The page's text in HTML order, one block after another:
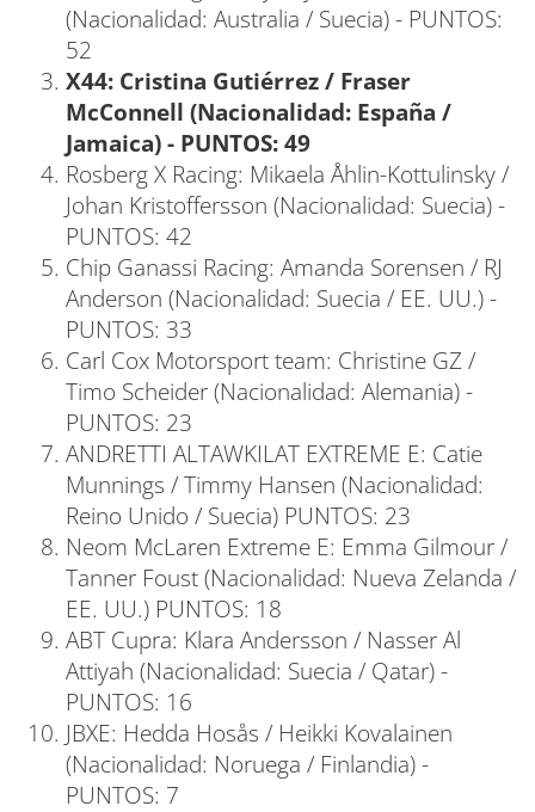
(Nacionalidad: Australia / Suecia) - PUNTOS:
52
X44: Cristina Gutiérrez / Fraser
McConnell (Nacionalidad: España /
Jamaica) - PUNTOS: 49
Rosberg X Racing: Mikaela Åhlin-Kottulinsky /
Johan Kristoffersson (Nacionalidad: Suecia) -
PUNTOS: 42
Chip Ganassi Racing: Amanda Sorensen / RJ
Anderson (Nacionalidad: Suecia / EE. UU.) -
PUNTOS: 33
Carl Cox Motorsport team: Christine GZ /
Timo Scheider (Nacionalidad: Alemania) -
PUNTOS: 23
ANDRETTI ALTAWKILAT EXTREME E: Catie
Munnings / Timmy Hansen (Nacionalidad:
Reino Unido / Suecia) PUNTOS: 23
Neom McLaren Extreme E: Emma Gilmour /
Tanner Foust (Nacionalidad: Nueva Zelanda /
EE. UU.) PUNTOS: 18
ABT Cupra: Klara Andersson / Nasser Al
Attiyah (Nacionalidad: Suecia / Qatar) -
PUNTOS: 16
JBXE: Hedda Hosås / Heikki Kovalainen
(Nacionalidad: Noruega / Finlandia) -
PUNTOS: 7